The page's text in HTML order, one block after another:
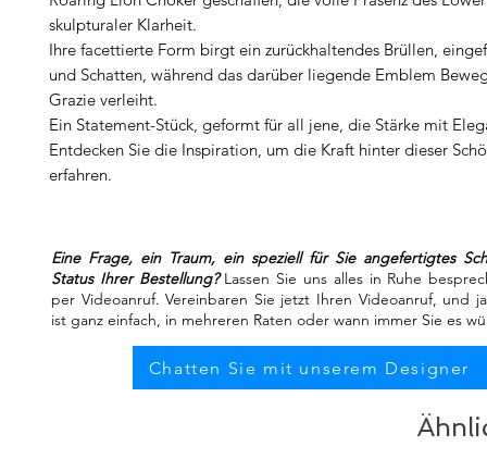
skulpturaler Klarheit.
Ihre facettierte Form birgt ein zurückhaltendes Brüllen,
und Schatten, während das darüber liegende Emblem
Grazie verleiht.
Ein Statement-Stück, geformt für all jene, die Stärke mit
Entdecken Sie die Inspiration, um die Kraft hinter dieser
erfahren.
Eine Frage, ein Traum, ein speziell für Sie angefertigtes
Status Ihrer Bestellung?Lassen Sie uns alles in Ruhe
per Videoanruf. Vereinbaren Sie jetzt Ihren Videoanruf, und
ist ganz einfach, in mehreren Raten oder wann immer Sie es
Chatten Sie mit unserem Designer